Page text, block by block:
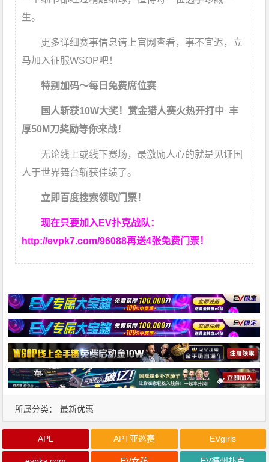
生。
更多详细赛事信息请上官网查看，事不宜迟，立
马加入征服WSOP吧！
特别加码～每日免费席位赛
国人斩获10W大奖！ 赏金猎人赛火热开打中 丰
厚50M刀奖励等你来战！
无论线上或线下赛场，最激励人心的就是见证国
人于世界舞台斩获佳绩了。
立即百度搜索领取门票！
现在只要加入EV扑克战队：
http://evpk7.com/96088再送4张免费门票！
所属分类： 最新优惠
APL APT亚巡赛 EVgirls